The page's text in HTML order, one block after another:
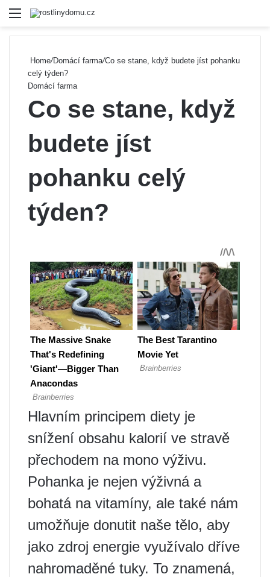
Menu
Home/Domácí farma/Co se stane, když budete jíst pohanku
celý týden?
Domácí farma
Co se stane, když
budete jíst
pohanku celý
týden?
Hlavním principem diety je
snížení obsahu kalorií ve stravě
přechodem na mono výživu.
Pohanka je nejen výživná a
bohatá na vitamíny, ale také nám
umožňuje donutit naše tělo, aby
jako zdroj energie využívalo dříve
nahromaděné tuky. To znamená,